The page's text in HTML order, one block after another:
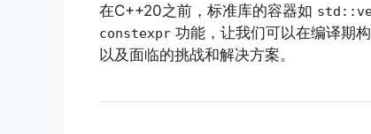
在C++20之前，标准库的容器如
constexpr 功能，让我们可以在编译期
以及面临的挑战和解决方案。